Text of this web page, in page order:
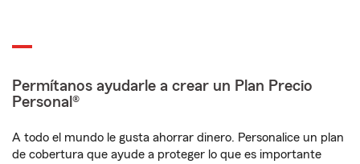
Permítanos ayudarle a crear un Plan Precio
Personal®
A todo el mundo le gusta ahorrar dinero. Personalice un plan
de cobertura que ayude a proteger lo que es importante